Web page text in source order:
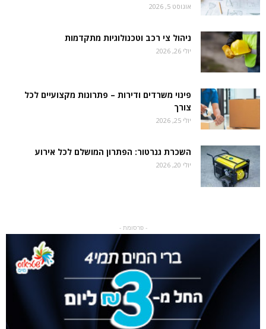
אוגוסט 5, 2026
ניהול צי רכב וטכנולוגיות מתקדמות
יולי 26, 2026
פינוי משרדים ודירות – פתרונות מקצועיים לכל
צורך
יולי 25, 2026
השכרת גנרטור: הפתרון המושלם לכל אירוע
יולי 20, 2026
- פרסומת -